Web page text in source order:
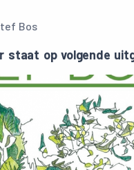
Bos
staat op volgende